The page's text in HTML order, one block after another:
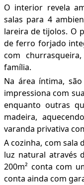
O interior revela
salas para 4
lareira de tijolos. O
de ferro forjado
com
família.
Na área íntima,
impressiona com
enquanto outras
madeira,
varanda privativa
A cozinha, com sala
luz natural através
200m² conta com
conta ainda com